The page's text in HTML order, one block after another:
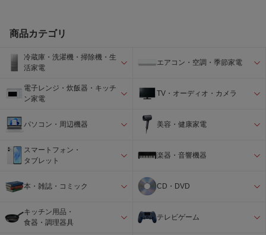
商品カテゴリ
冷蔵庫・洗濯機・掃除機・生
活家電
エアコン・空調・季節家電
電子レンジ・炊飯器・キッチ
ン家電
TV・オーディオ・カメラ
パソコン・周辺機器 美容・健康家電
スマートフォン・
タブレット
楽器・音響機器
本・雑誌・コミック CD・DVD
キッチン用品・
食器・調理器具
テレビゲーム